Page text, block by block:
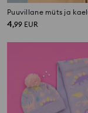
4,99 EUR